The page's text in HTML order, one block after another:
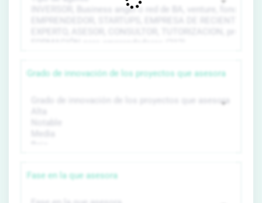
Grado de innovación de los proyectos que asesora
Fase en la que asesora